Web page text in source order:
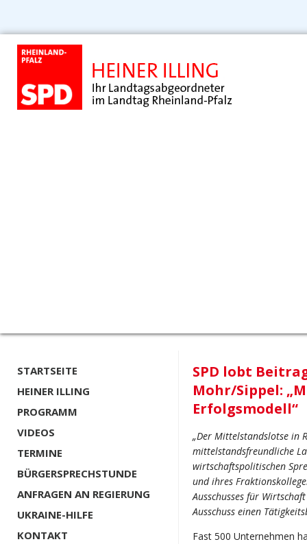
STARTSEITE
HEINER ILLING
PROGRAMM
VIDEOS
TERMINE
BÜRGERSPRECHSTUNDE
ANFRAGEN AN REGIERUNG
UKRAINE-HILFE
KONTAKT
SPD lobt
Mohr/Sippel:
Erfolgsmodell“
„Der Mittelstandslotse in
mittelstandsfreundliche
wirtschaftspolitischen
und ihres
Ausschusses für
Ausschuss einen
Fast 500 Unternehmen